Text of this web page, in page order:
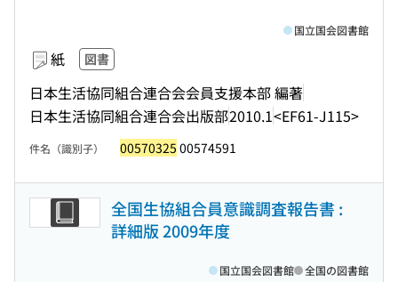
紙 図書
日本生活協同組合連合会会員支援本部 編著
日本生活協同組合連合会出版部2010.1<EF61-J115>
国立国会図書館
件名（識別子） 00570325 00574591
全国生協組合員意識調査報告書 :
詳細版 2009年度
国立国会図書館 全国の図書館